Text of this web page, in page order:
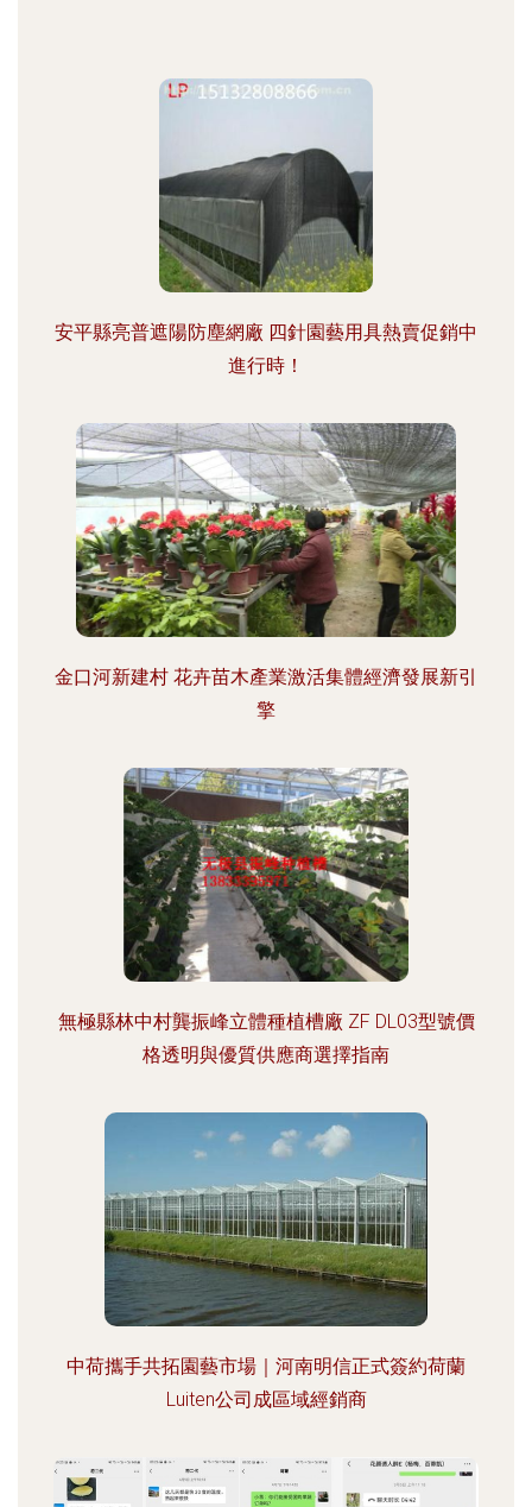
安平縣亮普遮陽防塵網廠 四針園藝用具熱賣促銷中
進行時！
金口河新建村 花卉苗木產業激活集體經濟發展新引
擎
無極縣林中村龔振峰立體種植槽廠 ZF DL03型號價
格透明與優質供應商選擇指南
中荷攜手共拓園藝市場｜河南明信正式簽約荷蘭
Luiten公司成區域經銷商